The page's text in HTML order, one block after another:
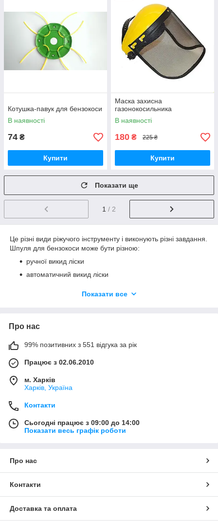
Котушка-павук для бензокоси
В наявності
74 ₴
Купити
Маска захисна
газонокосильника
В наявності
180 ₴ 225 ₴
Купити
Показати ще
1 / 2
Це різні види ріжучого інструменту і виконують різні завдання.
Шпуля для бензокоси може бути різною:
ручної викид ліски
автоматичний викид ліски
намотуванням, перевага тільки простота. Постійне зупинка
рахунок відцентрової сили при ударі об поверхню волосінь
барабанів для мотокоси виділяють групу автоматичне
Показати все
Про нас
99% позитивних з 551 відгука за рік
Працює з 02.06.2010
м. Харків
Харків, Україна
Контакти
Сьогодні працює з 09:00 до 14:00
Показати весь графік роботи
Про нас
Контакти
Доставка та оплата